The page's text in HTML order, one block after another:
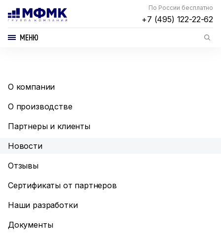
По России бесплатно
+7 (495) 122-22-62
МЕНЮ
О компании
О производстве
Партнеры и клиенты
Новости
Отзывы
Сертификаты от партнеров
Наши разработки
Документы